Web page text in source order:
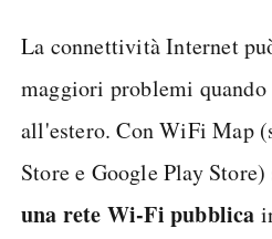
La connettività Internet
maggiori problemi
all'estero. Con WiFi Map
Store e Google Play
una rete Wi-Fi pubblica